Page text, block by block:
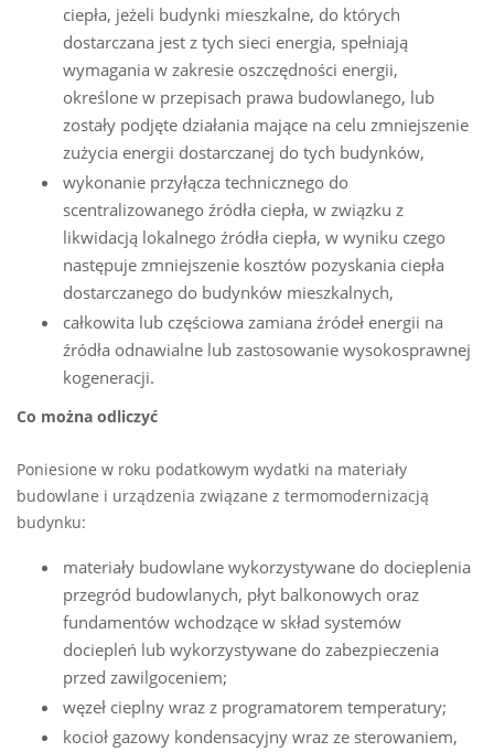
ciepła, jeżeli budynki mieszkalne, do których
dostarczana jest z tych sieci energia, spełniają
wymagania w zakresie oszczędności energii,
określone w przepisach prawa budowlanego, lub
zostały podjęte działania mające na celu zmniejszenie
zużycia energii dostarczanej do tych budynków,
wykonanie przyłącza technicznego do
scentralizowanego źródła ciepła, w związku z
likwidacją lokalnego źródła ciepła, w wyniku czego
następuje zmniejszenie kosztów pozyskania ciepła
dostarczanego do budynków mieszkalnych,
całkowita lub częściowa zamiana źródeł energii na
źródła odnawialne lub zastosowanie wysokosprawnej
kogeneracji.
Co można odliczyć
Poniesione w roku podatkowym wydatki na materiały
budowlane i urządzenia związane z termomodernizacją
budynku:
materiały budowlane wykorzystywane do docieplenia
przegród budowlanych, płyt balkonowych oraz
fundamentów wchodzące w skład systemów
dociepleń lub wykorzystywane do zabezpieczenia
przed zawilgoceniem;
węzeł cieplny wraz z programatorem temperatury;
kocioł gazowy kondensacyjny wraz ze sterowaniem,